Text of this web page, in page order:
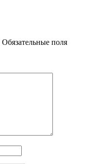
Обязательные поля